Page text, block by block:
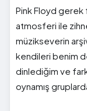
Pink Floyd
atmosferi ile
müzikseverin
kendileri benim
dinlediğim ve
oynamış